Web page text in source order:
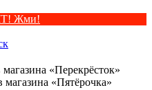
Жми!
«Перекрёсток»
«Пятёрочка»